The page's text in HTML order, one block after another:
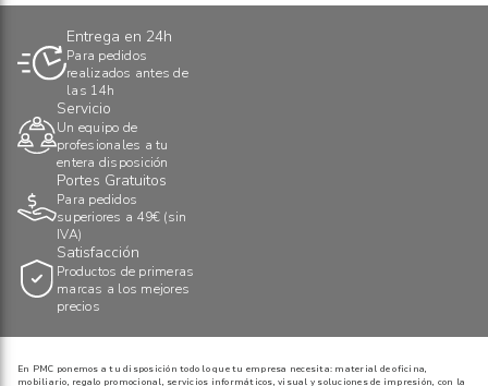
Entrega en 24h
Para pedidos
realizados antes de
las 14h
Servicio
Un equipo de
profesionales a tu
entera disposición
Portes Gratuitos
Para pedidos
superiores a 49€ (sin
IVA)
Satisfacción
Productos de primeras
marcas a los mejores
precios
En PMC ponemos a tu disposición todo lo que tu empresa necesita: material de oficina,
mobiliario, regalo promocional, servicios informáticos, visual y soluciones de impresión, con la